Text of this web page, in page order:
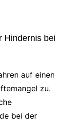
Hindernis bei
auf einen
zu.
bei der